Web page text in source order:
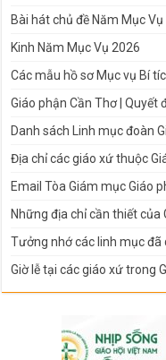
Bài hát chủ đề Năm Mục
Kinh Năm Mục Vụ 2026
Các mẫu hồ sơ Mục vụ Bí
Giáo phận Cần Thơ |
Danh sách Linh mục đoàn
Địa chỉ các giáo xứ thuộc
Email Tòa Giám mục Giáo
Những địa chỉ cần thiết của
Tưởng nhớ các linh mục đã
Giờ lễ tại các giáo xứ trong